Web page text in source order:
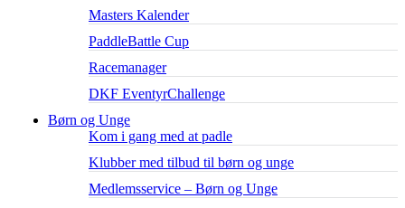
Masters Kalender
PaddleBattle Cup
Racemanager
DKF EventyrChallenge
Børn og Unge
Kom i gang med at padle
Klubber med tilbud til børn og unge
Medlemsservice – Børn og Unge